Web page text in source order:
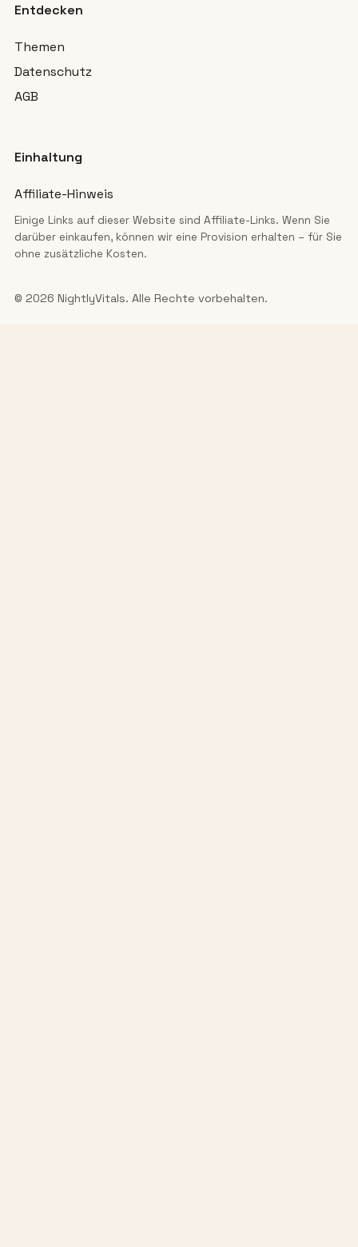
Entdecken
Themen
Datenschutz
AGB
Einhaltung
Affiliate-Hinweis
Einige Links auf dieser Website sind Affiliate-Links. Wenn Sie
darüber einkaufen, können wir eine Provision erhalten – für Sie
ohne zusätzliche Kosten.
© 2026 NightlyVitals. Alle Rechte vorbehalten.